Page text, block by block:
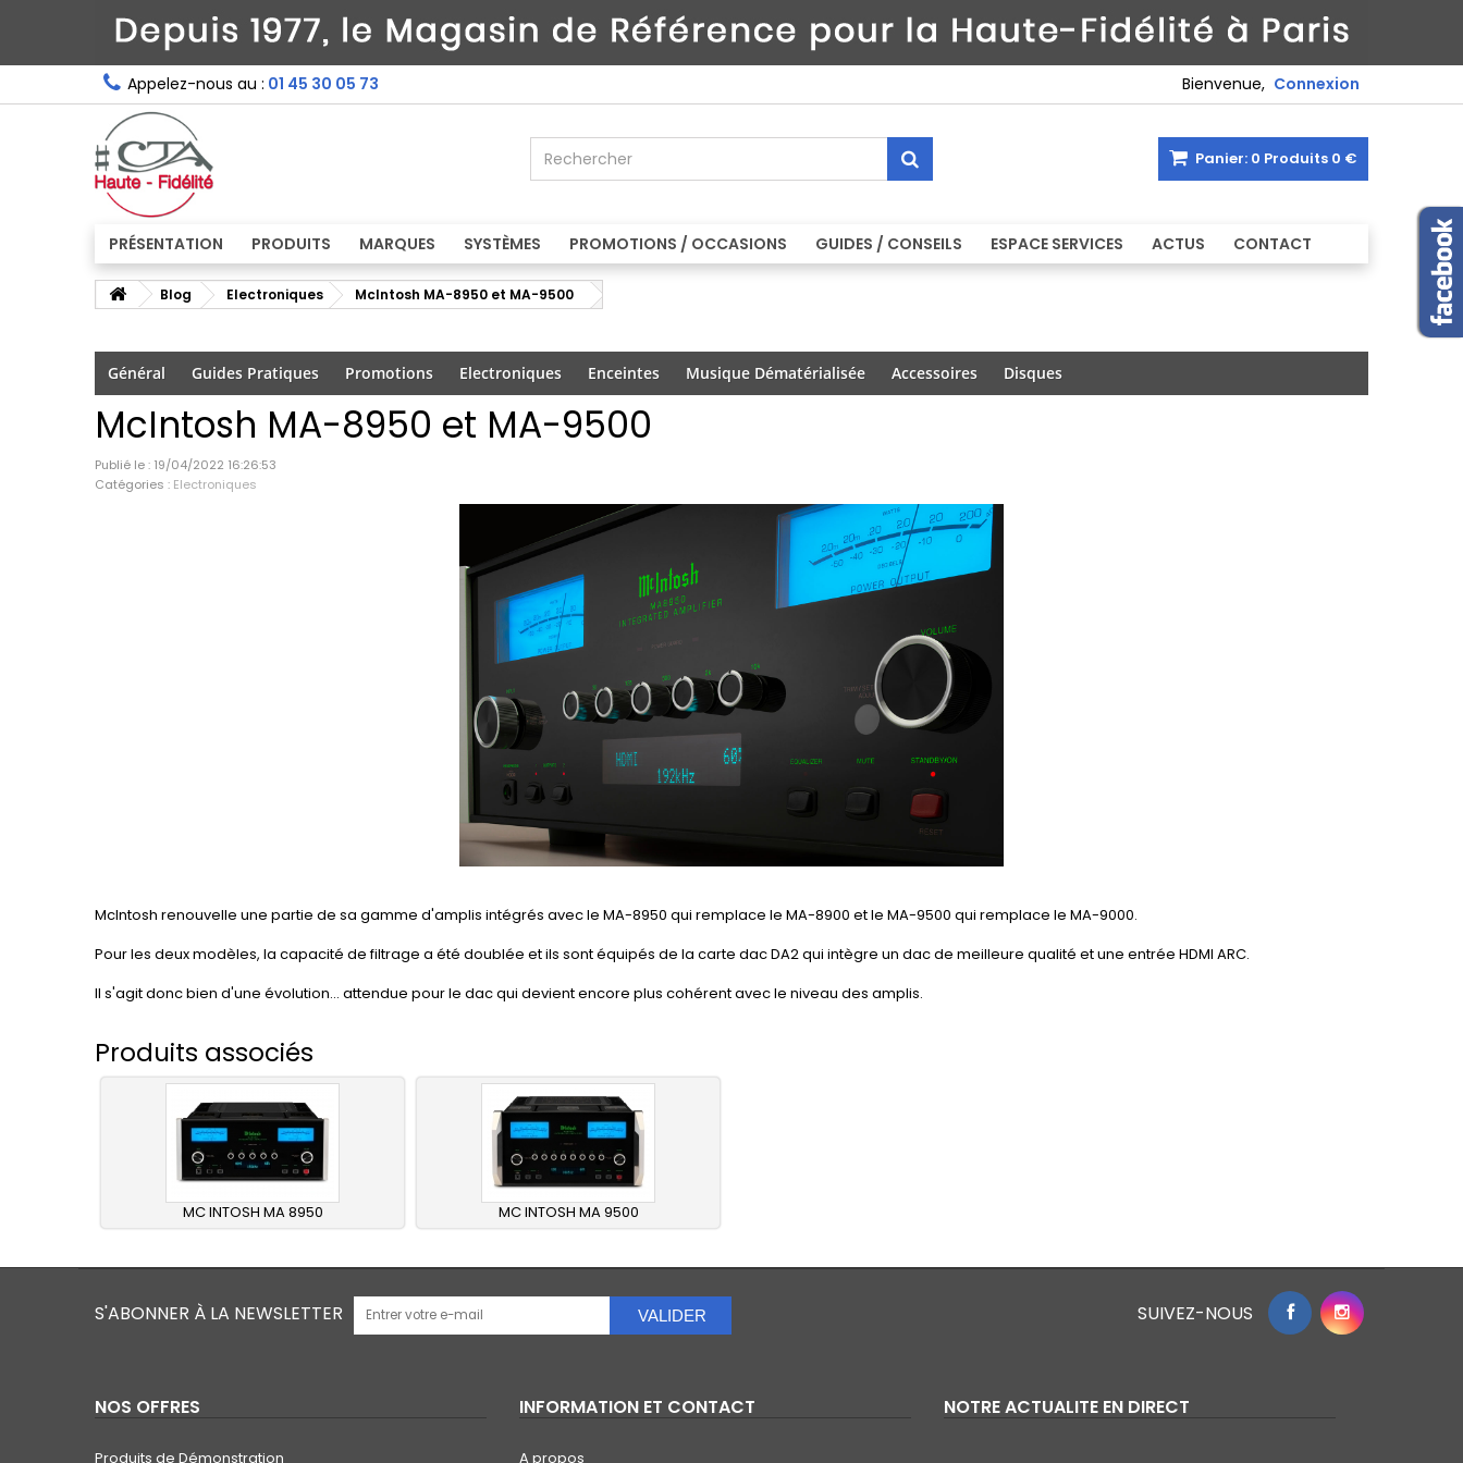
Bienvenue, Connexion
Appelez-nous au : 01 45 30 05 73
Panier: 0 Produits 0 €
PRÉSENTATION PRODUITS MARQUES SYSTÈMES PROMOTIONS / OCCASIONS GUIDES / CONSEILS ESPACE SERVICES ACTUS CONTACT
Blog Electroniques McIntosh MA-8950 et MA-9500
Général Guides Pratiques Promotions Electroniques Enceintes Musique Dématérialisée Accessoires Disques
McIntosh MA-8950 et MA-9500
Publié le : 19/04/2022 16:26:53
Catégories : Electroniques
McIntosh renouvelle une partie de sa gamme d'amplis intégrés avec le MA-8950 qui remplace le MA-8900 et le MA-9500 qui remplace le MA-9000.
Pour les deux modèles, la capacité de filtrage a été doublée et ils sont équipés de la carte dac DA2 qui intègre un dac de meilleure qualité et une entrée HDMI ARC.
Il s'agit donc bien d'une évolution... attendue pour le dac qui devient encore plus cohérent avec le niveau des amplis.
Produits associés
MC INTOSH MA 8950 MC INTOSH MA 9500
S'ABONNER À LA NEWSLETTER VALIDER SUIVEZ-NOUS
NOS OFFRES
Produits de Démonstration
INFORMATION ET CONTACT
A propos
NOTRE ACTUALITE EN DIRECT